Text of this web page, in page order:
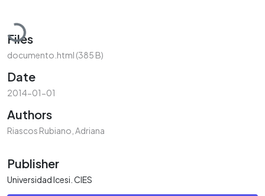
Loading...
Files
documento.html (385 B)
Date
2014-01-01
Authors
Riascos Rubiano, Adriana
Publisher
Universidad Icesi. CIES